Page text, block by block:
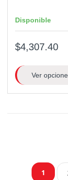
Disponible
$4,307.40
Ver
1